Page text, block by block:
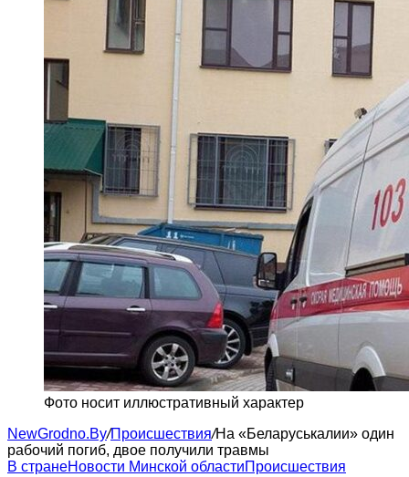
Фото носит иллюстративный характер
NewGrodno.By/Происшествия/На «Беларуськалии» один
рабочий погиб, двое получили травмы
В странеНовости Минской областиПроисшествия